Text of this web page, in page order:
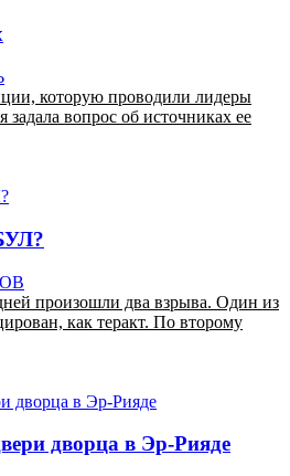
которую проводили лидеры
вопрос об источниках ее
произошли два взрыва. Один из
как теракт. По второму
дворца в Эр-Рияде